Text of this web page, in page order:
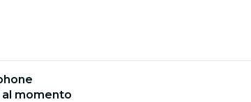
al momento